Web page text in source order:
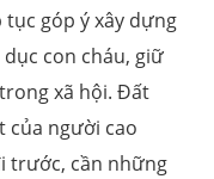
góp ý xây dựng
con cháu, giữ
xã hội. Đất
của người cao
trước, cần những